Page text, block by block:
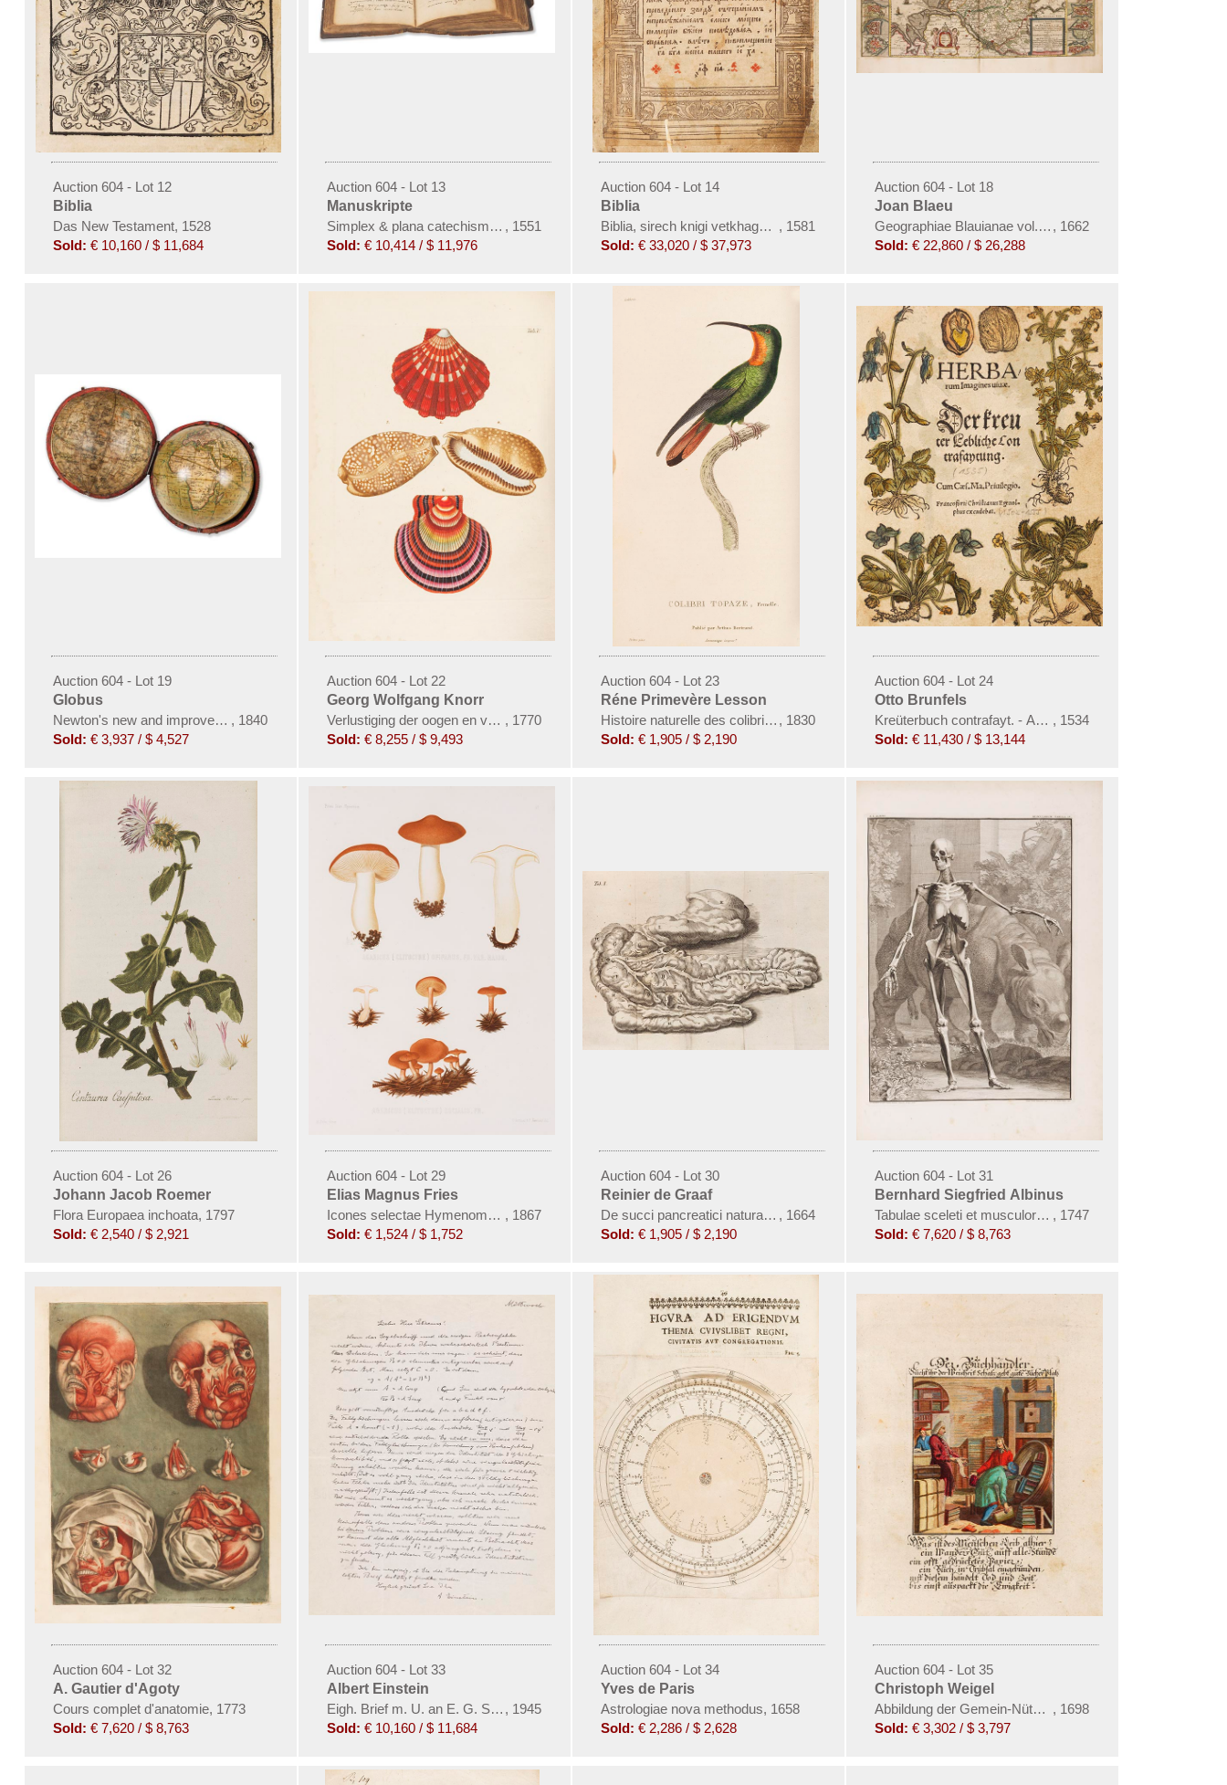
Auction 604 - Lot 12
Biblia
Das New Testament, 1528
Sold: € 10,160 / $ 11,684
Auction 604 - Lot 13
Manuskripte
Simplex & plana catechismi explicatio in Ecclesia Vallensi
, 1551
Sold: € 10,414 / $ 11,976
Auction 604 - Lot 14
Biblia
Biblia, sirech knigi vetkhago i novago saveta. Ostrog
, 1581
Sold: € 33,020 / $ 37,973
Auction 604 - Lot 18
Joan Blaeu
Geographiae Blauianae vol. tertium
, 1662
Sold: € 22,860 / $ 26,288
Auction 604 - Lot 19
Globus
Newton's new and improved terrestrial globe
, 1840
Sold: € 3,937 / $ 4,527
Auction 604 - Lot 22
Georg Wolfgang Knorr
Verlustiging der oogen en van den geest. 6 Teile in 2 Bänden
, 1770
Sold: € 8,255 / $ 9,493
Auction 604 - Lot 23
Réne Primevère Lesson
Histoire naturelle des colibris, suivie d'un supplement (&) Les trochilidées. 2 Werke
, 1830
Sold: € 1,905 / $ 2,190
Auction 604 - Lot 24
Otto Brunfels
Kreüterbuch contrafayt. - Angebunden: Herbarum
, 1534
Sold: € 11,430 / $ 13,144
Auction 604 - Lot 26
Johann Jacob Roemer
Flora Europaea inchoata, 1797
Sold: € 2,540 / $ 2,921
Auction 604 - Lot 29
Elias Magnus Fries
Icones selectae Hymenomycetum nondum delineatorum. 2 Bde. in 18 Lieferungen
, 1867
Sold: € 1,524 / $ 1,752
Auction 604 - Lot 30
Reinier de Graaf
De succi pancreatici natura et usu exercitatio anatomico-medica
, 1664
Sold: € 1,905 / $ 2,190
Auction 604 - Lot 31
Bernhard Siegfried Albinus
Tabulae sceleti et musculorum corporis humani
, 1747
Sold: € 7,620 / $ 8,763
Auction 604 - Lot 32
A. Gautier d'Agoty
Cours complet d'anatomie, 1773
Sold: € 7,620 / $ 8,763
Auction 604 - Lot 33
Albert Einstein
Eigh. Brief m. U. an E. G. Straus
, 1945
Sold: € 10,160 / $ 11,684
Auction 604 - Lot 34
Yves de Paris
Astrologiae nova methodus, 1658
Sold: € 2,286 / $ 2,628
Auction 604 - Lot 35
Christoph Weigel
Abbildung der Gemein-Nützlichen Haupt-Stände ...
, 1698
Sold: € 3,302 / $ 3,797